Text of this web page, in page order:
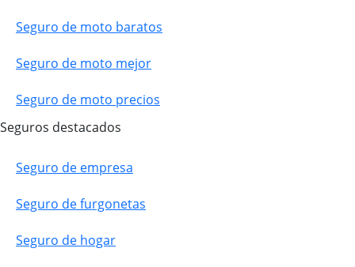
Seguro de moto baratos
Seguro de moto mejor
Seguro de moto precios
Seguros destacados
Seguro de empresa
Seguro de furgonetas
Seguro de hogar